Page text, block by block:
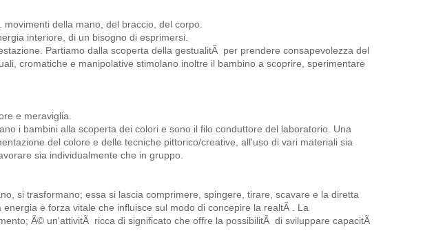
della mano, del braccio, del corpo.
interiore, di un bisogno di esprimersi.
Partiamo dalla scoperta della gestualitÃ per prendere consapevolezza del
cromatiche e manipolative stimolano inoltre il bambino a scoprire, sperimentare
e meraviglia.
i bambini alla scoperta dei colori e sono il filo conduttore del laboratorio. Una
del colore e delle tecniche pittorico/creative, all'uso di vari materiali sia
sia individualmente che in gruppo.
si trasformano; essa si lascia comprimere, spingere, tirare, scavare e la diretta
e forza vitale che influisce sul modo di concepire la realtÃ . La
Ã© un'attivitÃ ricca di significato che offre la possibilitÃ di sviluppare capacitÃ